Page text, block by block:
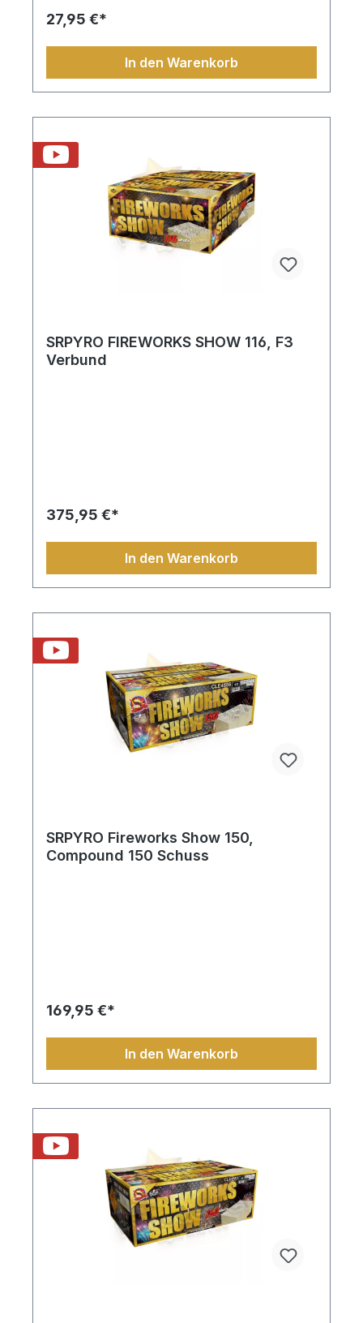
27,95 €*
In den Warenkorb
SRPYRO FIREWORKS SHOW 116, F3
Verbund
375,95 €*
In den Warenkorb
SRPYRO Fireworks Show 150,
Compound 150 Schuss
169,95 €*
In den Warenkorb